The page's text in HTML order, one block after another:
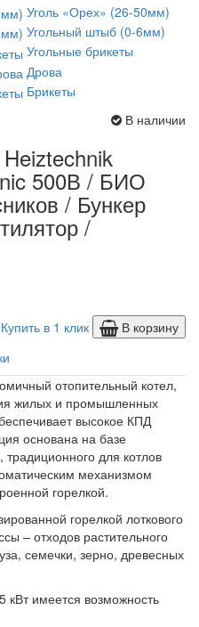
Уголь «Орех» (26-50мм)
Угольный штыб (0-6мм)
Угольные брикеты
Дрова
Брикеты
В наличии
500В / БИО
/ Бункер
/
Купить в 1 клик
В корзину
отопительный котел,
жилых и промышленных
высокое КПД
основана на базе
для котлов
механизмом
горелкой.
горелкой лоткового
– отходов растительного
семечки, зерно, древесных
имеется возможность